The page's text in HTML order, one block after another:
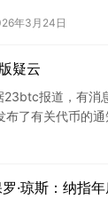
年3月24日
疑云
报道，有消
布了有关代币的
除。 这则消息的
·琼斯：纳指